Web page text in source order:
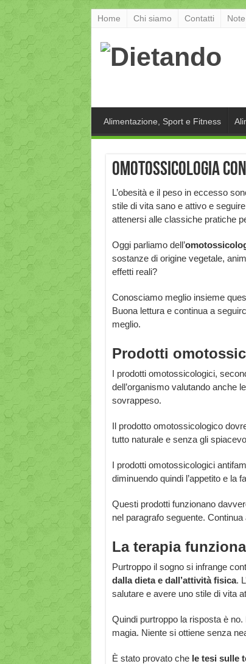
Home Chi siamo Contatti
Alimentazione, Sport e Fitness
Omotossicologia
L’obesità e il peso in eccesso
stile di vita sano e attivo e
attenersi alle classiche pratiche
Oggi parliamo dell’
sostanze di origine vegetale,
effetti reali?
Conosciamo meglio insieme
Buona lettura e continua a
meglio.
Prodotti
I prodotti omotossicologici,
dell’organismo valutando anche
sovrappeso.
Il prodotto omotossicologico
tutto naturale e senza gli
I prodotti omotossicologici
diminuendo quindi l’appetito e la
Questi prodotti funzionano
nel paragrafo seguente. Continua
La terapia
Purtroppo il sogno si infrange
dalla dieta e dall’attività fisica.
salutare e avere uno stile di vita
Quindi purtroppo la risposta è
magia. Niente si ottiene senza
È stato provato che le tesi sulle